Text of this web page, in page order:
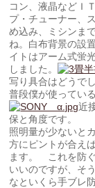
コン、液晶など
プ・チューナー、
め込み、ミシンま
ね。白布背景の設
イトはアーム式蛍
しました。
写り具合はどうで
普段僕が使ってい
近
保と角度です。
照明量が少ないと
方にピントが合え
ます。 これを防
いいのですが、そ
なといくら手ブレ